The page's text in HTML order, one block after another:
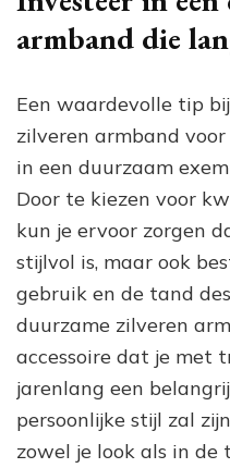
armband die
Een waardevolle tip
zilveren armband
in een duurzaam
Door te kiezen voor
kun je ervoor zorgen
stijlvol is, maar ook
gebruik en de tand
duurzame zilveren
accessoire dat je met
jarenlang een
persoonlijke stijl zal
zowel je look als in